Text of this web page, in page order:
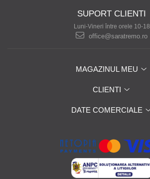
SUPORT CLIENTI
Luni-Vineri între orele 10-18
office@saratremo.ro
MAGAZINUL MEU
CLIENTI
DATE COMERCIALE